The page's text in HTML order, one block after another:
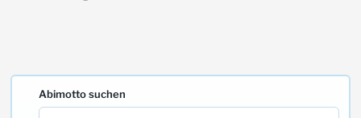
Abimotto suchen